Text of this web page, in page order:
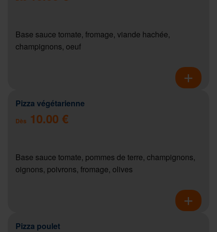
Base sauce tomate, fromage, viande hachée,
champignons, oeuf
Pizza végétarienne
Dès 10.00 €
Base sauce tomate, pommes de terre, champignons,
oignons, poivrons, fromage, olives
Pizza poulet